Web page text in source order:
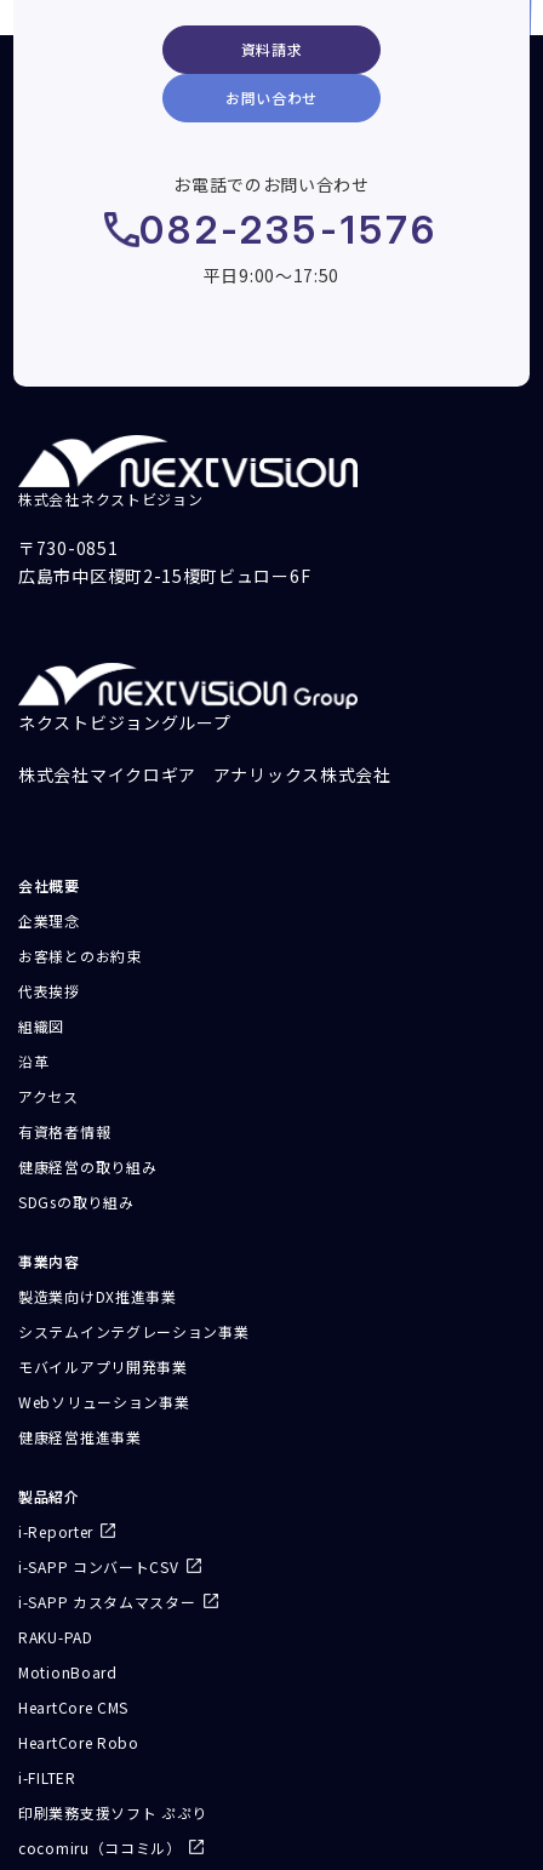
資料請求
お問い合わせ
お電話でのお問い合わせ
082-235-1576
平日9:00～17:50
株式会社ネクストビジョン
〒730-0851
広島市中区榎町2-15榎町ビュロー6F
ネクストビジョングループ
株式会社マイクロギア アナリックス株式会社
会社概要
企業理念
お客様とのお約束
代表挨拶
組織図
沿革
アクセス
有資格者情報
健康経営の取り組み
SDGsの取り組み
事業内容
製造業向けDX推進事業
システムインテグレーション事業
モバイルアプリ開発事業
Webソリューション事業
健康経営推進事業
製品紹介
i-Reporter
i-SAPP コンバートCSV
i-SAPP カスタムマスター
RAKU-PAD
MotionBoard
HeartCore CMS
HeartCore Robo
i-FILTER
印刷業務支援ソフト ぷぷり
cocomiru（ココミル）